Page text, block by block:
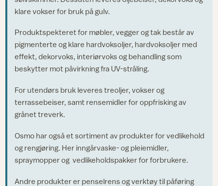
klare vokser for bruk på gulv.
Produktspekteret for møbler, vegger og tak består av
pigmenterte og klare hardvoksoljer, hardvoksoljer med
effekt, dekorvoks, interiørvoks og behandling som
beskytter mot påvirkning fra UV-stråling.
For utendørs bruk leveres treoljer, vokser og
terrassebeiser, samt rensemidler for oppfrisking av
grånet treverk.
Osmo har også et sortiment av produkter for vedlikehold
og rengjøring. Her inngårvaske- og pleiemidler,
spraymopper og vedlikeholdspakker for forbrukere.
Andre produkter er penselrens og verktøy til påføring